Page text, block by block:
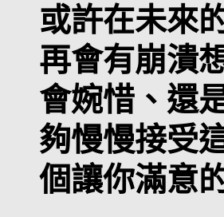
或許在未來
再會有崩潰
會婉惜、還
夠慢慢接受
個讓你滿意